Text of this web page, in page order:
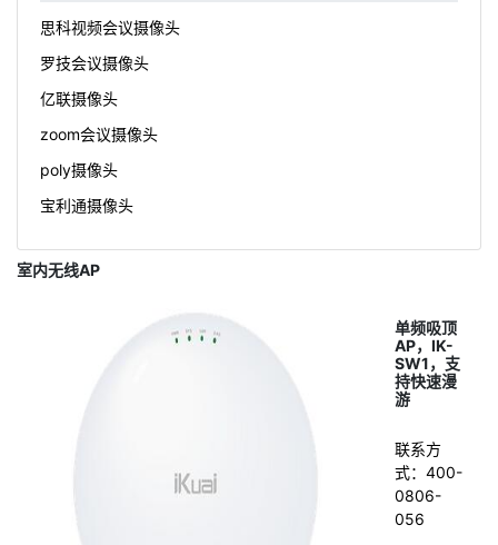
思科视频会议摄像头
罗技会议摄像头
亿联摄像头
zoom会议摄像头
poly摄像头
宝利通摄像头
室内无线AP
单频吸顶
AP，IK-
SW1，支
持快速漫
游
联系方
式：400-
0806-
056